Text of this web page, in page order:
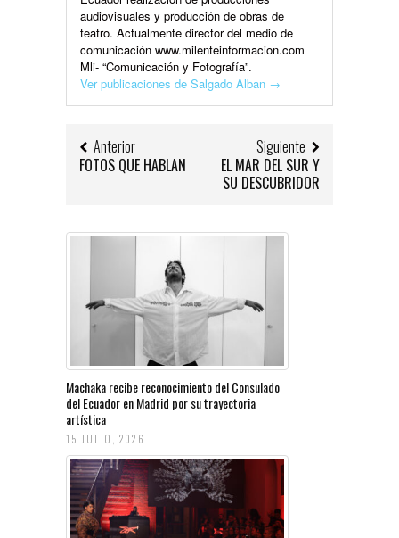
audiovisuales y producción de obras de
teatro. Actualmente director del medio de
comunicación www.milenteinformacion.com
Mli- “Comunicación y Fotografía”.
Ver publicaciones de Salgado Alban →
Anterior
FOTOS QUE HABLAN
Siguiente
EL MAR DEL SUR Y
SU DESCUBRIDOR
Machaka recibe reconocimiento del Consulado
del Ecuador en Madrid por su trayectoria
artística
15 JULIO, 2026